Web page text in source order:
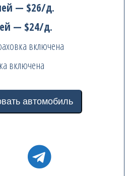
— $26/д.
— $24/д.
включена
включена
автомобиль